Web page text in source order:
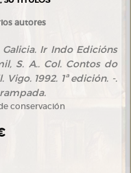
autores
Ir Indo Edicións
S. A.. Col. Contos do
Vigo. 1992. 1ª edición. -.
conservación